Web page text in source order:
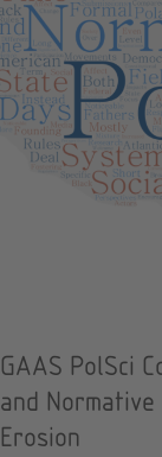
GAAS PolSci
and
Erosion